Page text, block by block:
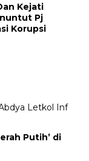
Kejati
Pj
Korupsi
Putih’ di